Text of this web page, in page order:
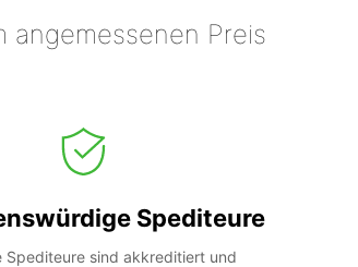
angemessenen Preis
Spediteure
Spediteure sind akkreditiert und